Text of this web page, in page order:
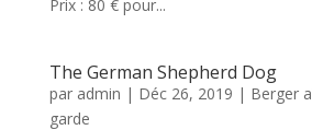
Prix : 80 € pour...
The German Shepherd Dog
par admin | Déc 26, 2019 | Berger
garde